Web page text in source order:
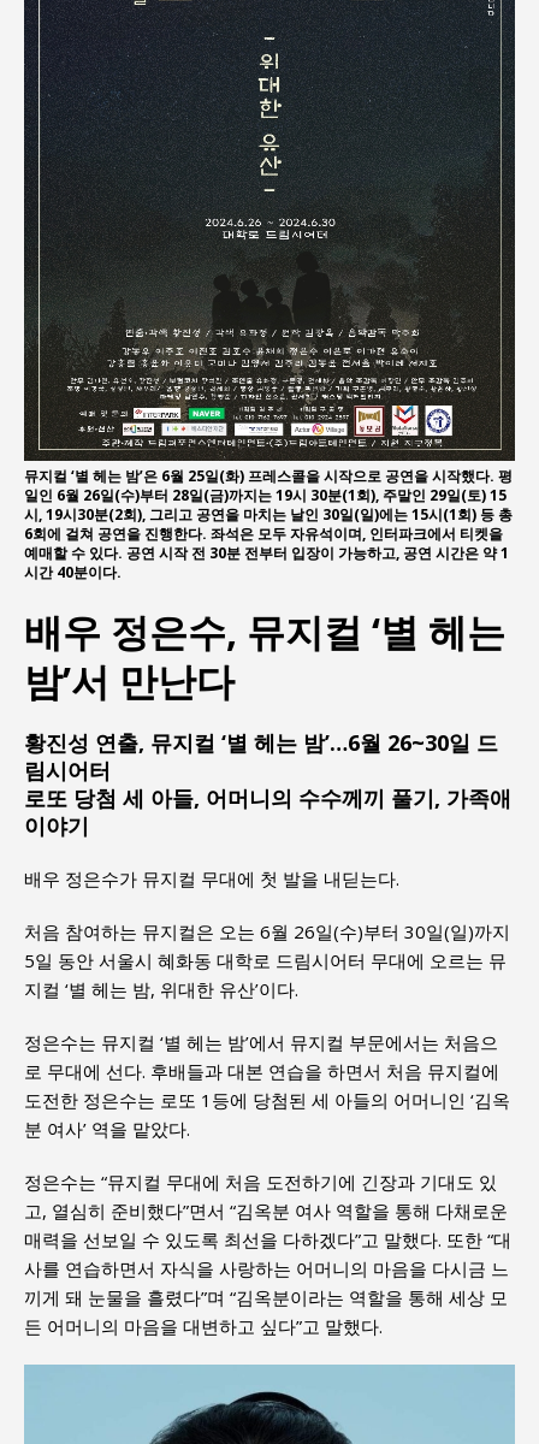
뮤지컬 ‘별 헤는 밤’은 6월 25일(화) 프레스콜을 시작으로 공연을 시작했다. 평
일인 6월 26일(수)부터 28일(금)까지는 19시 30분(1회), 주말인 29일(토) 15
시, 19시30분(2회), 그리고 공연을 마치는 날인 30일(일)에는 15시(1회) 등 총
6회에 걸쳐 공연을 진행한다. 좌석은 모두 자유석이며, 인터파크에서 티켓을
예매할 수 있다. 공연 시작 전 30분 전부터 입장이 가능하고, 공연 시간은 약 1
시간 40분이다.
배우 정은수, 뮤지컬 ‘별 헤는
밤’서 만난다
황진성 연출, 뮤지컬 ‘별 헤는 밤’…6월 26~30일 드
림시어터
로또 당첨 세 아들, 어머니의 수수께끼 풀기, 가족애
이야기
배우 정은수가 뮤지컬 무대에 첫 발을 내딛는다.
처음 참여하는 뮤지컬은 오는 6월 26일(수)부터 30일(일)까지
5일 동안 서울시 혜화동 대학로 드림시어터 무대에 오르는 뮤
지컬 ‘별 헤는 밤, 위대한 유산’이다.
정은수는 뮤지컬 ‘별 헤는 밤’에서 뮤지컬 부문에서는 처음으
로 무대에 선다. 후배들과 대본 연습을 하면서 처음 뮤지컬에
도전한 정은수는 로또 1등에 당첨된 세 아들의 어머니인 ‘김옥
분 여사’ 역을 맡았다.
정은수는 “뮤지컬 무대에 처음 도전하기에 긴장과 기대도 있
고, 열심히 준비했다”면서 “김옥분 여사 역할을 통해 다채로운
매력을 선보일 수 있도록 최선을 다하겠다”고 말했다. 또한 “대
사를 연습하면서 자식을 사랑하는 어머니의 마음을 다시금 느
끼게 돼 눈물을 흘렸다”며 “김옥분이라는 역할을 통해 세상 모
든 어머니의 마음을 대변하고 싶다”고 말했다.